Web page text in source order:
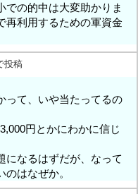
での的中は大変助かりま
再利用するための軍資金
投稿
って、いや当たってるの
円とかにわかに信じ
になるはずだが、なって
はなぜか。